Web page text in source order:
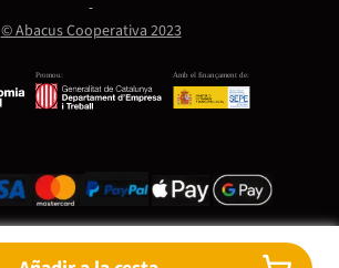
Promou: Amb el finançament de:
© Abacus Cooperativa 2023